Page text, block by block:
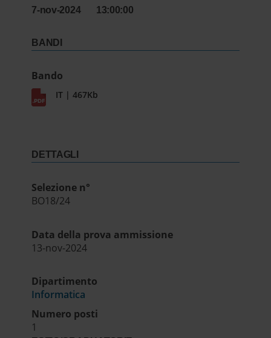
7-nov-2024 13:00:00
BANDI
Bando
IT | 467Kb
DETTAGLI
Selezione n°
BO18/24
Data della prova ammissione
13-nov-2024
Dipartimento
Informatica
Numero posti
1